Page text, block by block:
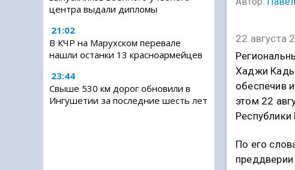
центра выдали дипломы
21:02
В КЧР на Марухском перевале
нашли останки 13 красноармейцев
23:44
Свыше 530 км дорог обновили в
Ингушетии за последние шесть лет
22 августа
Хаджи
обеспечив
этом 22
По его